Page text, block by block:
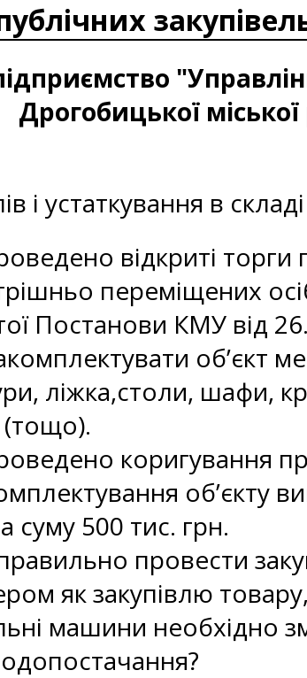
Дрогобицької
і устаткування в
відкриті торги
переміщених
Постанови КМУ від
об’єкт
ліжка,столи, шафи,
коригування
суму 500 тис. грн.
провести
як закупівлю
машини необхідно